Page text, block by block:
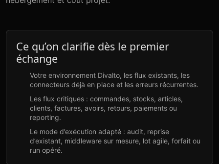
Ce qu’on clarifie dès le premier
échange
Votre environnement Divalto, les flux existants, les
connecteurs déjà en place et les erreurs récurrentes.
Les flux critiques : commandes, stocks, articles,
clients, factures, avoirs, retours, paiements ou
reporting.
Le mode d’exécution adapté : audit, reprise
d’existant, middleware sur mesure, lot agile, forfait ou
run opéré.